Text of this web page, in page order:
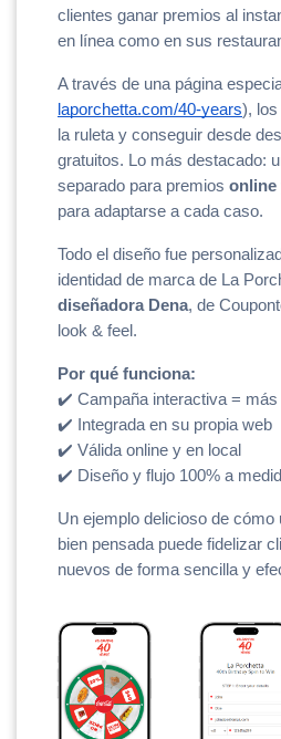
clientes ganar premios al
en línea como en sus
A través de una página
laporchetta.com/40-years), los
la ruleta y conseguir desde
gratuitos. Lo más destacado:
separado para premios online
para adaptarse a cada caso.
Todo el diseño fue
identidad de marca de La
diseñadora Dena, de
look & feel.
Por qué funciona:
✔️ Campaña interactiva = más
✔️ Integrada en su propia web
✔️ Válida online y en local
✔️ Diseño y flujo 100% a
Un ejemplo delicioso de cómo
bien pensada puede fidelizar
nuevos de forma sencilla y